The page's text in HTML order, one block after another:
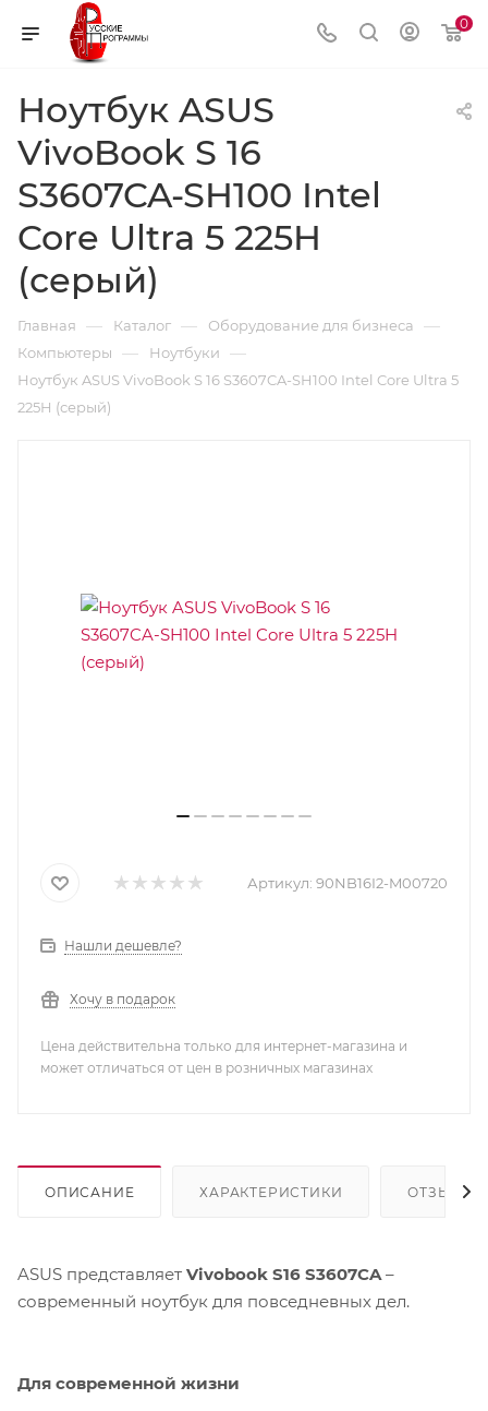
0
Ноутбук ASUS
VivoBook S 16
S3607CA-SH100 Intel
Core Ultra 5 225H
(серый)
Главная — Каталог — Оборудование для бизнеса —
Компьютеры — Ноутбуки —
Ноутбук ASUS VivoBook S 16 S3607CA-SH100 Intel Core Ultra 5
225H (серый)
Артикул: 90NB16I2-M00720
Нашли дешевле?
Хочу в подарок
Цена действительна только для интернет-магазина и
может отличаться от цен в розничных магазинах
ОПИСАНИЕ ХАРАКТЕРИСТИКИ ОТЗЫВЫ
ASUS представляет Vivobook S16 S3607CA–
современный ноутбук для повседневных дел.
Для современной жизни